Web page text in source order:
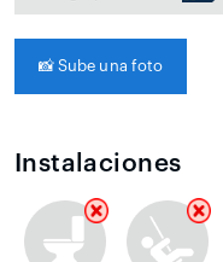
📸 Sube una foto
Instalaciones